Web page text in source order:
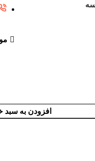
افزودن به سبد